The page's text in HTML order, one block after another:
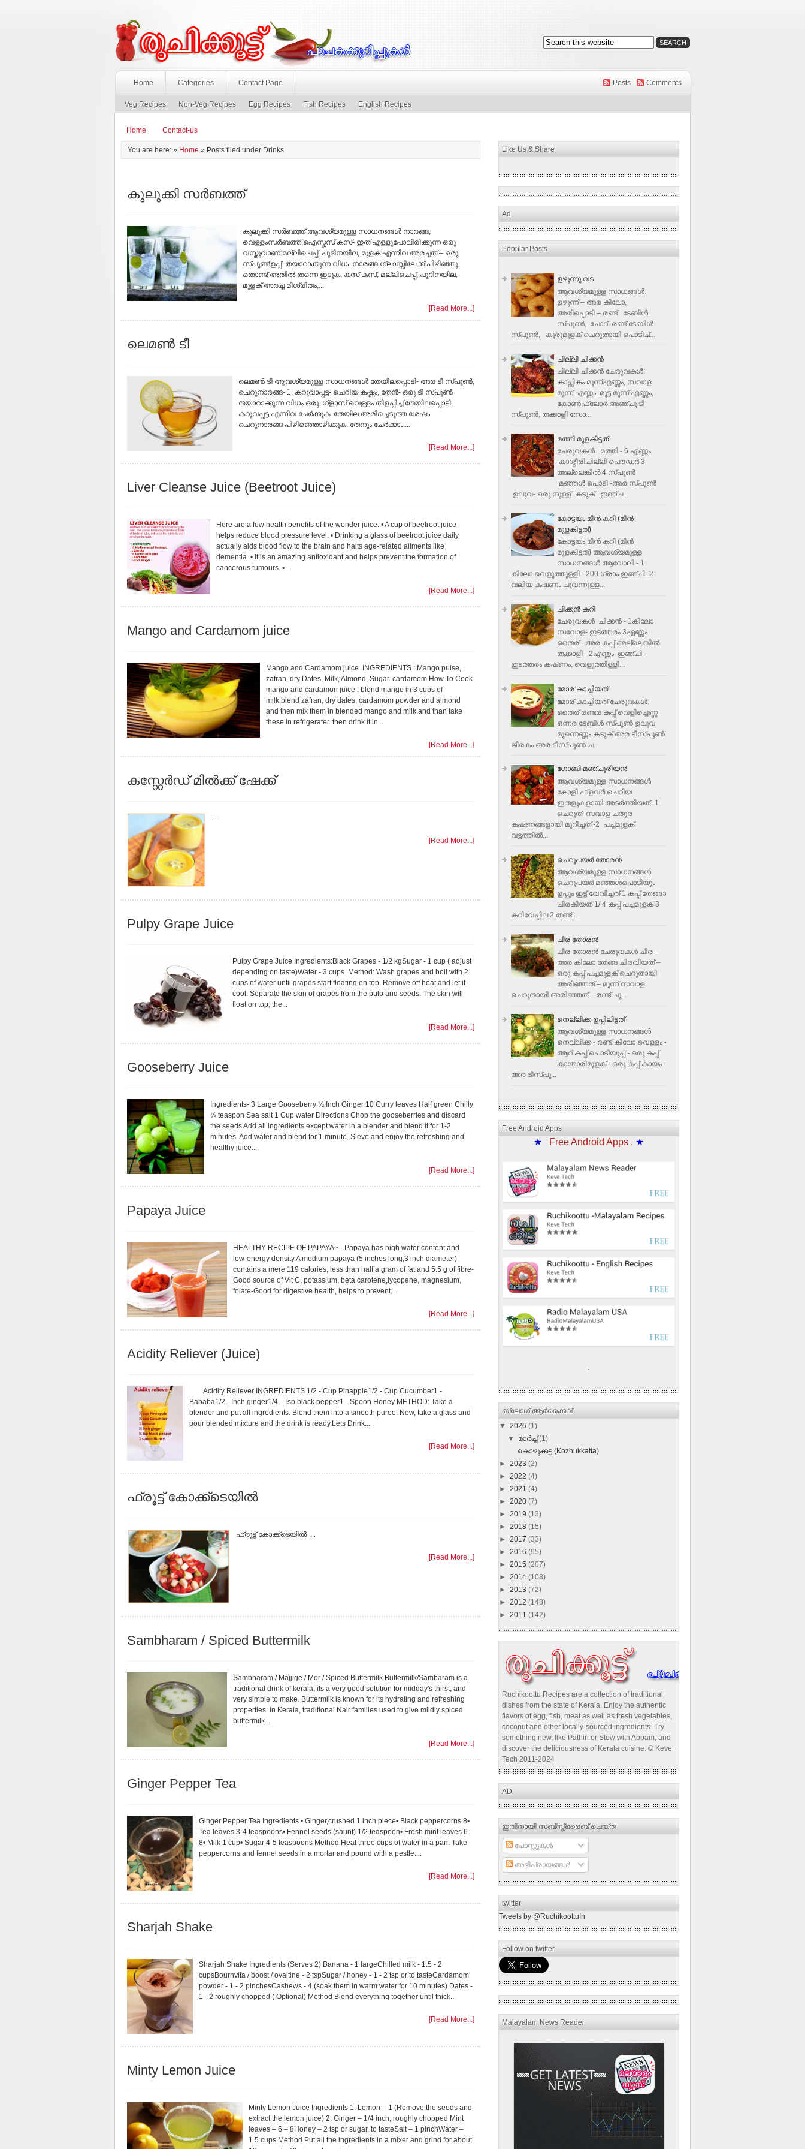
Home Categories Contact Page Posts Comments
Veg Recipes Non-Veg Recipes Egg Recipes Fish Recipes English Recipes
Home Contact-us
You are here: » Home » Posts filed under Drinks
കുലുക്കി സര്‍ബത്ത്
കുലുക്കി സര്‍ബത്ത് ആവശ്യമുള്ള സാധനങ്ങള്‍ നാരങ്ങ,
വെള്ളംസര്‍ബത്ത്,ഐസ്കസ് കസ്- ഇത് എള്ളുപോലിരിക്കുന്ന ഒരു
വസ്തുവാണ്.മല്ലിചെപ്പ്, പുദിനയില, മുളക് എന്നിവ അരച്ചത് – ഒരു
സ്പൂണ്‍ഉപ്പ് തയാറാക്കുന്ന വിധം നാരങ്ങ ഗ്ലാസ്സിലേക്ക്‌ പിഴിഞ്ഞു
തൊണ്ട് അതില്‍ തന്നെ ഇടുക. കസ് കസ്, മല്ലിചെപ്പ്, പുദിനയില,
മുളക് അരച്ച മിശ്രിതം,...
[Read More...]
ലെമൺ ടീ
ലെമൺ ടീ ആവശ്യമുള്ള സാധനങ്ങള്‍ തേയിലപ്പൊടി- അര ടീ സ്പൂണ്‍,
ചെറുനാരങ്ങ- 1, കറുവാപ്പട്ട- ചെറിയ കഷ്ണം, തേന്‍- ഒരു ടീ സ്പൂണ്‍
തയാറാക്കുന്ന വിധം ഒരു ഗ്ളാസ് വെള്ളം തിളപ്പിച്ച് തേയിലപ്പൊടി,
കറുവപ്പട്ട എന്നിവ ചേര്‍ക്കുക. തേയില അരിച്ചെടുത്ത ശേഷം
ചെറുനാരങ്ങ പിഴിഞ്ഞൊഴിക്കുക. തേനും ചേര്‍ക്കാം....
[Read More...]
Liver Cleanse Juice (Beetroot Juice)
Here are a few health benefits of the wonder juice: • A cup of beetroot juice
helps reduce blood pressure level. • Drinking a glass of beetroot juice daily
actually aids blood flow to the brain and halts age-related ailments like
dementia. • It is an amazing antioxidant and helps prevent the formation of
cancerous tumours. •...
[Read More...]
Mango and Cardamom juice
Mango and Cardamom juice INGREDIENTS : Mango pulse,
zafran, dry Dates, Milk, Almond, Sugar. cardamom How To Cook
mango and cardamon juice : blend mango in 3 cups of
milk.blend zafran, dry dates, cardamom powder and almond
and then mix them in blended mango and milk.and than take
these in refrigerater..then drink it in...
[Read More...]
കസ്റ്റേർഡ് മിൽക്ക്‌ ഷേക്ക്‌
...
[Read More...]
Pulpy Grape Juice
Pulpy Grape Juice Ingredients:Black Grapes - 1/2 kgSugar - 1 cup ( adjust
depending on taste)Water - 3 cups Method: Wash grapes and boil with 2
cups of water until grapes start floating on top. Remove off heat and let it
cool. Separate the skin of grapes from the pulp and seeds. The skin will
float on top, the...
[Read More...]
Gooseberry Juice
Ingredients- 3 Large Gooseberry ½ Inch Ginger 10 Curry leaves Half green Chilly
¼ teaspon Sea salt 1 Cup water Directions Chop the gooseberries and discard
the seeds Add all ingredients except water in a blender and blend it for 1-2
minutes. Add water and blend for 1 minute. Sieve and enjoy the refreshing and
healthy juice....
[Read More...]
Papaya Juice
HEALTHY RECIPE OF PAPAYA~ - Papaya has high water content and
low-energy density.A medium papaya (5 inches long,3 inch diameter)
contains a mere 119 calories, less than half a gram of fat and 5.5 g of fibre-
Good source of Vit C, potassium, beta carotene,lycopene, magnesium,
folate-Good for digestive health, helps to prevent...
[Read More...]
Acidity Reliever (Juice)
Acidity Reliever INGREDIENTS 1/2 - Cup Pinapple1/2 - Cup Cucumber1 -
Bababa1/2 - Inch ginger1/4 - Tsp black pepper1 - Spoon Honey METHOD: Take a
blender and put all ingredients. Blend them into a smooth puree. Now, take a glass and
pour blended mixture and the drink is ready.Lets Drink...
[Read More...]
ഫ്രൂട്ട് കോക്ക്ടെയിൽ
ഫ്രൂട്ട് കോക്ക്ടെയിൽ ...
[Read More...]
Sambharam / Spiced Buttermilk
Sambharam / Majjige / Mor / Spiced Buttermilk Buttermilk/Sambaram is a
traditional drink of kerala, its a very good solution for midday's thirst, and
very simple to make. Buttermilk is known for its hydrating and refreshing
properties. In Kerala, traditional Nair families used to give mildly spiced
buttermilk...
[Read More...]
Ginger Pepper Tea
Ginger Pepper Tea Ingredients • Ginger,crushed 1 inch piece• Black peppercorns 8•
Tea leaves 3-4 teaspoons• Fennel seeds (saunf) 1/2 teaspoon• Fresh mint leaves 6-
8• Milk 1 cup• Sugar 4-5 teaspoons Method Heat three cups of water in a pan. Take
peppercorns and fennel seeds in a mortar and pound with a pestle....
[Read More...]
Sharjah Shake
Sharjah Shake Ingredients (Serves 2) Banana - 1 largeChilled milk - 1.5 - 2
cupsBournvita / boost / ovaltine - 2 tspSugar / honey - 1 - 2 tsp or to tasteCardamom
powder - 1 - 2 pinchesCashews - 4 (soak them in warm water for 10 minutes) Dates -
1 - 2 roughly chopped ( Optional) Method Blend everything together until thick...
[Read More...]
Minty Lemon Juice
Minty Lemon Juice Ingredients 1. Lemon – 1 (Remove the seeds and
extract the lemon juice) 2. Ginger – 1/4 inch, roughly chopped Mint
leaves – 6 – 8Honey – 2 tsp or sugar, to tasteSalt – 1 pinchWater –
1.5 cups Method Put all the ingredients in a mixer and grind for about
Like Us & Share
Ad
Popular Posts
ഉഴുന്നു വട
ആവശ്യമുള്ള സാധങ്ങൾ:
ഉഴുന്ന് – അര കിലോ,
അരിപ്പൊടി – രണ്ട് ടേബിൾ
സ്പൂൺ, ചോറ് രണ്ട് ടേബിള്‍
സ്പൂണ്‍, കുരുമുളക് ചെറുതായി പൊടിച്...
ചില്ലി ചിക്കൻ
ചില്ലി ചിക്കൻ ചേരുവകള്‍:
കാപ്സികം മൂന്ന്എണ്ണം, സവാള
മൂന്ന് എണ്ണം, മുട്ട മൂന്ന് എണ്ണം,
കോണ്‍ഫ്ലോര്‍ അഞ്ചു ടി
സ്പൂണ്‍, തക്കാളി സോ...
മത്തി മുളകിട്ടത്
ചേരുവകൾ മത്തി - 6 എണ്ണം
കാശ്മീരിചില്ലി പൌഡർ 3
അല്ലെങ്കിൽ 4 സ്പൂണ്‍
മഞ്ഞൾ പൊടി -അര സ്പൂണ്‍
ഉലുവ- ഒരു നുള്ള് കടുക് ഇഞ്ച...
കോട്ടയം മീന്‍ കറി (മീന്‍
മുളകിട്ടത്‌)
കോട്ടയം മീന്‍ കറി (മീന്‍
മുളകിട്ടത്‌) ആവശ്യമുള്ള
സാധനങ്ങള്‍ ആവോലി - 1
കിലോ വെളുത്തുള്ളി - 200 ഗ്രാം ഇഞ്ചി- 2
വലിയ കഷണം ചുവന്നുള്ള...
ചിക്കന്‍ കറി
ചേരുവകൾ ചിക്കന്‍ - 1കിലോ
സവോള- ഇടത്തരം 3എണ്ണം
തൈര് - അര കപ്പ്‌ അല്ലെങ്കില്‍
തക്കാളി - 2എണ്ണം ഇഞ്ചി -
ഇടത്തരം കഷണം, വെളുത്തിള്ളി...
മോര് കാച്ചിയത്
മോര് കാച്ചിയത് ചേരുവകള്‍‌:
തൈര് രണ്ടര കപ്പ് വെളിച്ചെണ്ണ
ഒന്നര ടേബിള്‍ സ്പൂണ്‍ ഉലുവ
മൂന്നെണ്ണം കടുക് അര ടീസ്പൂണ്‍
ജീരകം അര ടീസ്പൂണ്‍ ച...
ഗോബി മഞ്ചൂരിയന്‍
ആവശ്യമുള്ള സാധനങ്ങൾ
കോളി ഫ്ളവര്‍ ചെറിയ
ഇതളുകളായി അടര്‍ത്തിയത് -1
ചെറുത് സവാള ചതുര
കഷണങ്ങളായി മുറിച്ചത് -2 പച്ചമുളക്
വട്ടത്തില്‍...
ചെറുപയർ തോരൻ
ആവശ്യമുള്ള സാധനങ്ങൾ
ചെറുപയർ മഞ്ഞൾപൊടിയും
ഉപ്പും ഇട്ട് വേവിച്ചത് 1 കപ്പ് തേങ്ങാ
ചിരകിയത് 1/ 4 കപ്പ് പച്ചമുളക് 3
കറിവേപ്പില 2 തണ്ട്...
ചീര തോരന്‍
ചീര തോരന്‍ ചേരുവകള്‍ ചീര –
അര കിലോ തേങ്ങ ചിരവിയത് –
ഒരു കപ്പ് പച്ചമുളക് ചെറുതായി
അരിഞ്ഞത് – മൂന്ന് സവാള
ചെറുതായി അരിഞ്ഞത് – രണ്ട് ചു...
നെല്ലിക്ക ഉപ്പിലിട്ടത്
ആവശ്യമുള്ള സാധനങ്ങള്‍
നെല്ലിക്ക - രണ്ട് കിലോ വെള്ളം -
ആറ് കപ്പ് പൊടിയുപ്പ് - ഒരു കപ്പ്
കാന്താരിമുളക് - ഒരു കപ്പ് കായം -
അര ടീസ്പൂ...
Free Android Apps
★ Free Android Apps . ★
.
ബ്ലോഗ് ആര്‍ക്കൈവ്
▼ 2026 (1)
▼ മാർച്ച്(1)
കൊഴുക്കട്ട (Kozhukkatta)
► 2023 (2)
► 2022 (4)
► 2021 (4)
► 2020 (7)
► 2019 (13)
► 2018 (15)
► 2017 (33)
► 2016 (95)
► 2015 (207)
► 2014 (108)
► 2013 (72)
► 2012 (148)
► 2011 (142)
Ruchikoottu Recipes are a collection of traditional
dishes from the state of Kerala. Enjoy the authentic
flavors of egg, fish, meat as well as fresh vegetables,
coconut and other locally-sourced ingredients. Try
something new, like Pathiri or Stew with Appam, and
discover the deliciousness of Kerala cuisine. © Keve
Tech 2011-2024
AD
ഇതിനായി സബ്‌സ്ക്രൈബ് ചെയ്ത
പോസ്റ്റുകള്‍
അഭിപ്രായങ്ങള്‍
twitter
Tweets by @RuchikoottuIn
Follow on twitter
Malayalam News Reader